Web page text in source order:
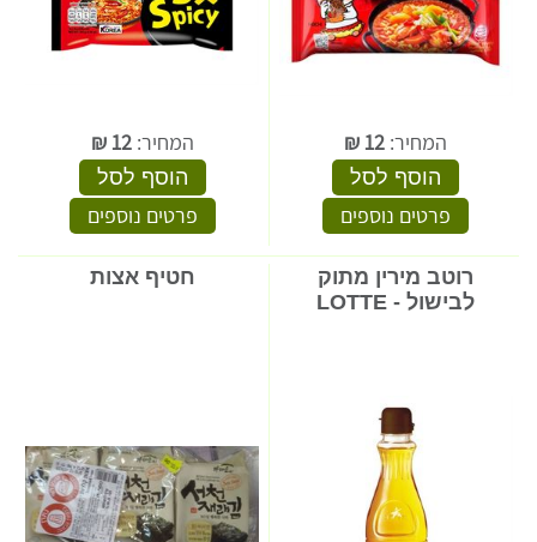
המחיר: 12
₪
הוסף לסל
פרטים נוספים
המחיר:12
₪
הוסף לסל
פרטים נוספים
רוטב מירין מתוק
לבישול - LOTTE
חטיף אצות